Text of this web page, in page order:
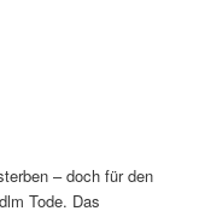
– doch für den
Tode. Das